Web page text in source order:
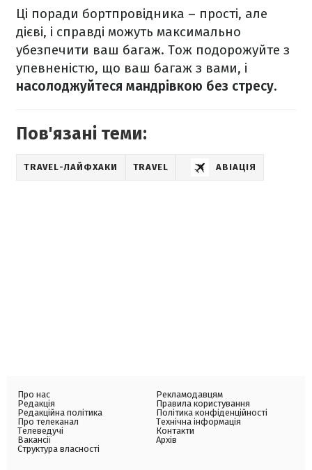
Ці поради бортпровідника – прості, але
дієві, і справді можуть максимально
убезпечити ваш багаж. Тож подорожуйте з
упевненістю, що ваш багаж з вами, і
насолоджуйтеся мандрівкою без стресу.
Пов'язані теми:
TRAVEL-ЛАЙФХАКИ TRAVEL АВІАЦІЯ
Про нас
Редакція
Редакційна політика
Про телеканал
Телеведучі
Вакансії
Структура власності
Рекламодавцям
Правила користування
Політика конфіденційності
Технічна інформація
Контакти
Архів